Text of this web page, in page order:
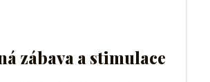
zábava a stimulace